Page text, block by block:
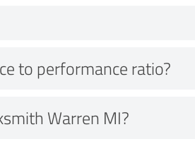
to performance ratio?
Warren MI?